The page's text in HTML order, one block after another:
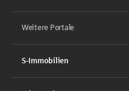
Weitere Portale
S-Immobilien